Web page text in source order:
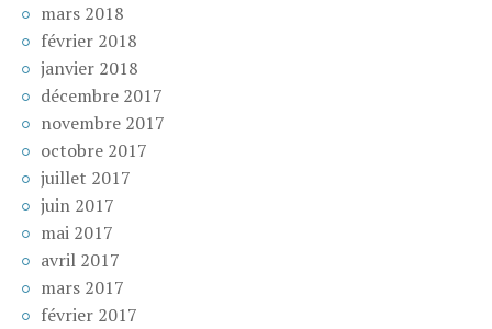
mars 2018
février 2018
janvier 2018
décembre 2017
novembre 2017
octobre 2017
juillet 2017
juin 2017
mai 2017
avril 2017
mars 2017
février 2017